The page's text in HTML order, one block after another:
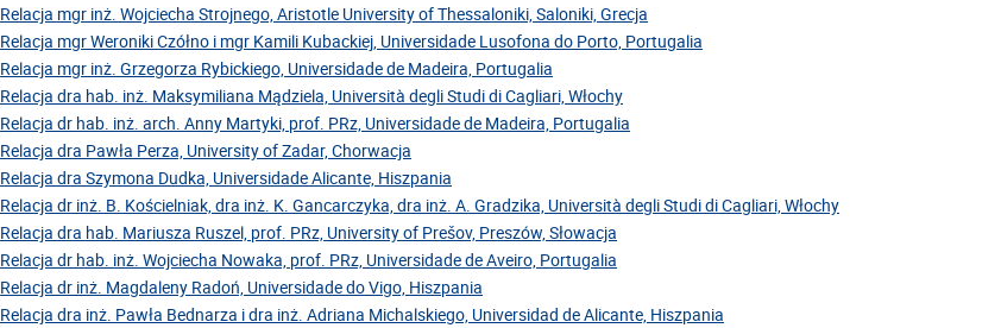
Relacja mgr inż. Wojciecha Strojnego, Aristotle University of Thessaloniki, Saloniki, Grecja
Relacja mgr Weroniki Czółno i mgr Kamili Kubackiej, Universidade Lusofona do Porto, Portugalia
Relacja mgr inż. Grzegorza Rybickiego, Universidade de Madeira, Portugalia
Relacja dra hab. inż. Maksymiliana Mądziela, Università degli Studi di Cagliari, Włochy
Relacja dr hab. inż. arch. Anny Martyki, prof. PRz, Universidade de Madeira, Portugalia
Relacja dra Pawła Perza, University of Zadar, Chorwacja
Relacja dra Szymona Dudka, Universidade Alicante, Hiszpania
Relacja dr inż. B. Kościelniak, dra inż. K. Gancarczyka, dra inż. A. Gradzika, Università degli Studi di Cagliari, Włochy
Relacja dra hab. Mariusza Ruszel, prof. PRz, University of Prešov, Preszów, Słowacja
Relacja dr hab. inż. Wojciecha Nowaka, prof. PRz, Universidade de Aveiro, Portugalia
Relacja dr inż. Magdaleny Radoń, Universidade do Vigo, Hiszpania
Relacja dra inż. Pawła Bednarza i dra inż. Adriana Michalskiego, Universidad de Alicante, Hiszpania